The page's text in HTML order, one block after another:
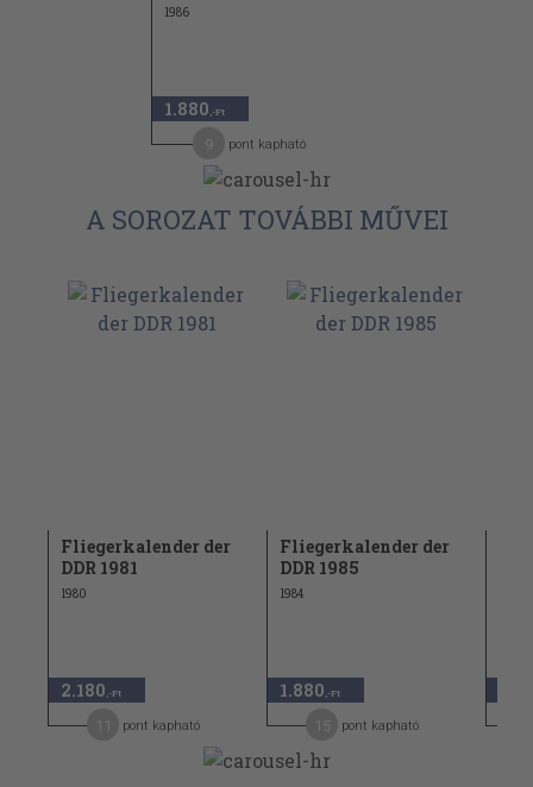
1986
1.880 ,-Ft
pont kapható
A SOROZAT TOVÁBBI MŰVEI
Fliegerkalender der
DDR 1981
1980
2.180 ,-Ft
pont kapható
Fliegerkalender der
DDR 1985
1984
1.880 ,-Ft
pont kapható